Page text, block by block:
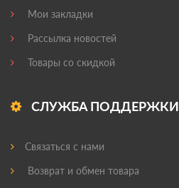
Мои закладки
Рассылка новостей
Товары со скидкой
СЛУЖБА ПОДДЕРЖКИ
Связаться с нами
Возврат и обмен товара